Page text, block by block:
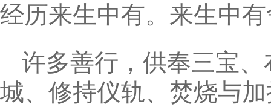
经历来生中有。来生中
许多善行，供奉三宝
城、修持仪轨、焚烧与